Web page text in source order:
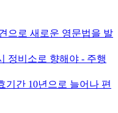
으로 새로운 영문법을 발
정비소로 향해야 - 주행
기간 10년으로 늘어나 편